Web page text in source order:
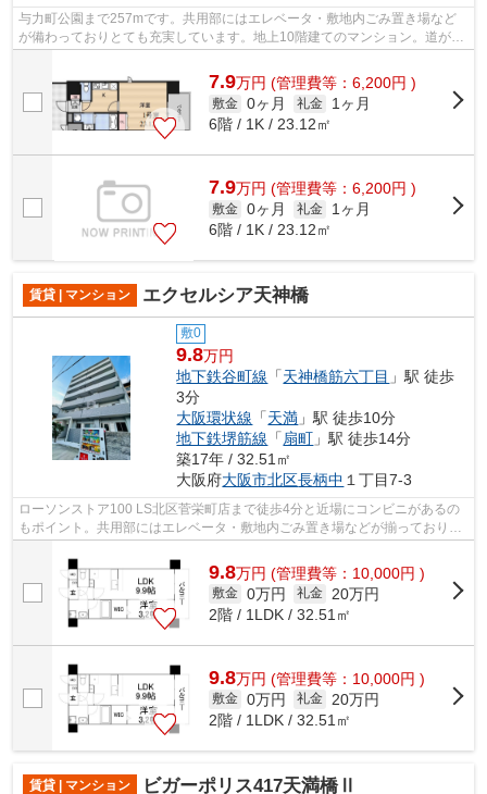
与力町公園まで257mです。共用部にはエレベータ・敷地内ごみ置き場など
が備わっておりとても充実しています。地上10階建てのマンション。道が平
7.9万円 (管理費等：6,200円 )
敷金 0ヶ月 礼金
1ヶ月
6階 / 1K / 23.12㎡
7.9万円 (管理費等：6,200円 )
敷金 0ヶ月 礼金
1ヶ月
6階 / 1K / 23.12㎡
賃貸 | マンション エクセルシア天神橋
敷0
9.8万円
地下鉄谷町線 「天神橋筋六丁目 」駅 徒歩
3分
大阪環状線 「天満 」駅 徒歩10分
地下鉄堺筋線 「扇町 」駅 徒歩14分
築17年 / 32.51㎡
大阪府大阪市北区長柄中 １丁目7-3
ローソンストア100 LS北区菅栄町店まで徒歩4分と近場にコンビニがあるの
もポイント。共用部にはエレベータ・敷地内ごみ置き場などが揃っておりま
9.8万円 (管理費等：10,000円 )
敷金 0万円 礼金
20万円
2階 / 1LDK / 32.51㎡
9.8万円 (管理費等：10,000円 )
敷金 0万円 礼金
20万円
2階 / 1LDK / 32.51㎡
賃貸 | マンション ビガーポリス417天満橋Ⅱ